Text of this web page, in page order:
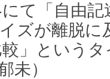
にて「自由
ズが離脱に
較」という
未）